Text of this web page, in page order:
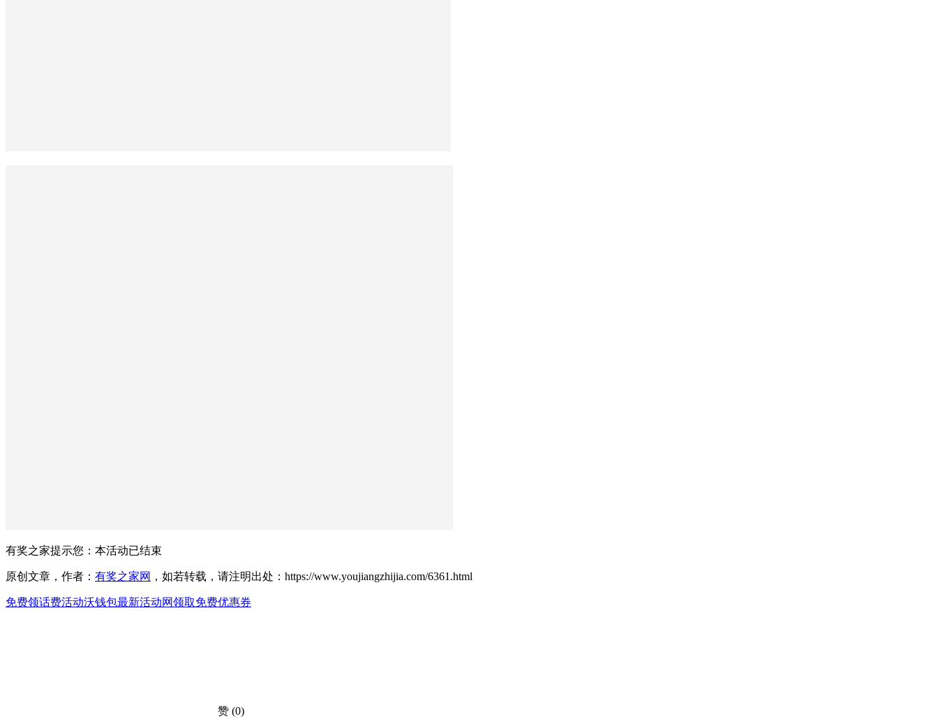
有奖之家提示您： 本活动已结束
原创文章，作者： 有奖之家网 ，如若转载，请注明出处：https://www.youjiangzhijia.com/6361.html
免费领话费活动沃钱包最新活动网领取免费优惠券
赞 (0)